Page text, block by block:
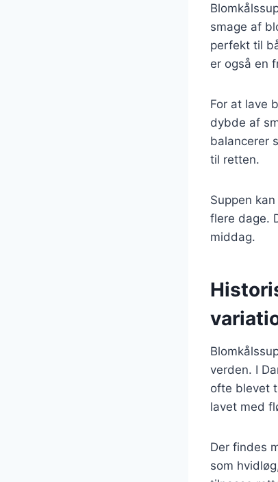
smage af
perfekt til
er også en
For at lave
dybde af
balancerer
til retten.
Suppen
flere dage.
middag.
verden. I
ofte blevet
lavet med
Der findes
som